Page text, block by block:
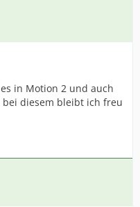
in Motion 2 und auch
diesem bleibt ich freu